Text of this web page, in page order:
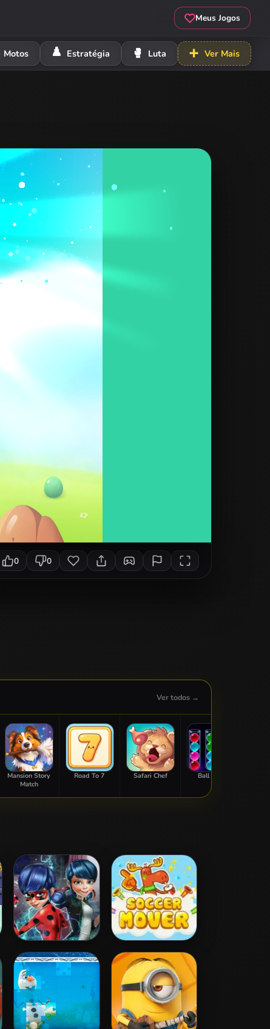
Meus Jogos
Motos ♟️ Estratégia 🥊 Luta ➕ Ver Mais
0 0
Ver todos →
Mansion Story
Match
Road To 7 Safari Chef Ball Sort
Ladybug Secret
Mission
Soccer Mover